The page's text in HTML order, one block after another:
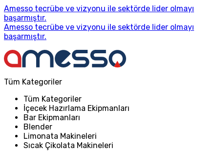
Amesso tecrübe ve vizyonu ile sektörde lider olmayı
başarmıştır.
Amesso tecrübe ve vizyonu ile sektörde lider olmayı
başarmıştır.
Tüm Kategoriler
Tüm Kategoriler
İçecek Hazırlama Ekipmanları
Bar Ekipmanları
Blender
Limonata Makineleri
Sıcak Çikolata Makineleri